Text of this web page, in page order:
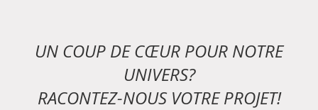
UN COUP DE CŒUR POUR NOTRE
UNIVERS?
RACONTEZ-NOUS VOTRE PROJET!